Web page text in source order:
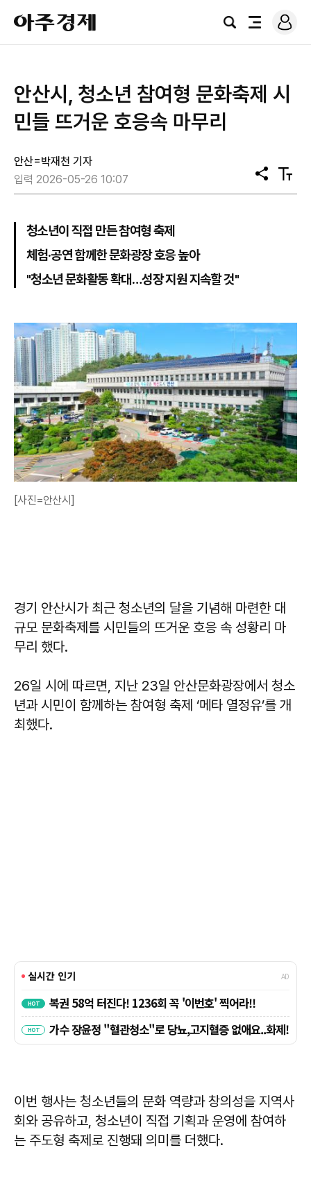
아
주
경
검
전
로
그
안산시, 청소년 참여형 문화축제 시
민들 뜨거운 호응속 마무리
안산=박재천 기자
입력 2026-05-26 10:07
공
유
텍
스
청소년이 직접 만든 참여형 축제
체험·공연 함께한 문화광장 호응 높아
"청소년 문화활동 확대…성장 지원 지속할 것"
[사진=안산시]
경기 안산시가 최근 청소년의 달을 기념해 마련한 대
규모 문화축제를 시민들의 뜨거운 호응 속 성황리 마
무리 했다.
26일 시에 따르면, 지난 23일 안산문화광장에서 청소
년과 시민이 함께하는 참여형 축제 ‘메타 열정유’를 개
최했다.
이번 행사는 청소년들의 문화 역량과 창의성을 지역사
회와 공유하고, 청소년이 직접 기획과 운영에 참여하
는 주도형 축제로 진행돼 의미를 더했다.